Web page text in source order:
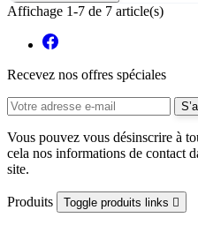
Affichage 1-7 de 7 article(s)
Recevez nos offres spéciales
Vous pouvez vous désinscrire à
cela nos informations de contact
site.
Produits Toggle produits links 